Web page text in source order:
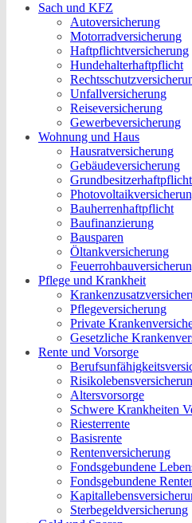
Sach und KFZ
Autoversicherung
Motorradversicherung
Haftpflichtversicherung
Hundehalterhaftpflicht
Unfallversicherung
Reiseversicherung
Gewerbeversicherung
Wohnung und Haus
Hausratversicherung
Gebäudeversicherung
Grundbesitzerhaftpflicht
Bauherrenhaftpflicht
Baufinanzierung
Bausparen
Öltankversicherung
Pflege und Krankheit
Pflegeversicherung
Private
Gesetzliche
Rente und Vorsorge
Altersvorsorge
Schwere Krankheiten
Riesterrente
Basisrente
Rentenversicherung
Fondsgebundene
Fondsgebundene
Sterbegeldversicherung